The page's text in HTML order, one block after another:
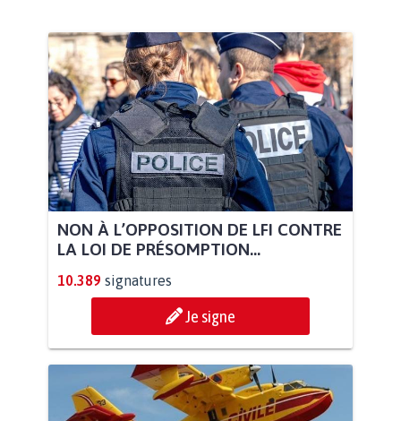
NON À L’OPPOSITION DE LFI CONTRE
LA LOI DE PRÉSOMPTION...
10.389 signatures
Je signe